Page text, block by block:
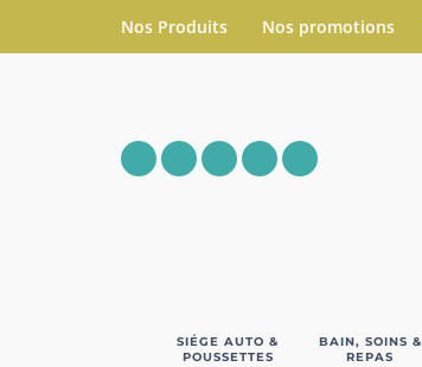
Nos Produits Nos promotions
SIÉGE AUTO &
POUSSETTES
BAIN, SOINS &
REPAS